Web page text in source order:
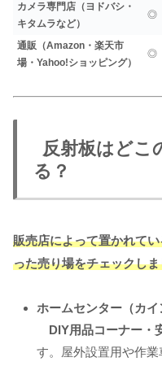
カメラ専門店（ヨドバシ・
キタムラなど）
◎
通販（Amazon・楽天市
場・Yahoo!ショッピング）
◎
反射板はどこ
る？
販売店によって置かれて
った売り場をチェックし
ホームセンター（カイ
DIY用品コーナー・
す。屋外設置用や作